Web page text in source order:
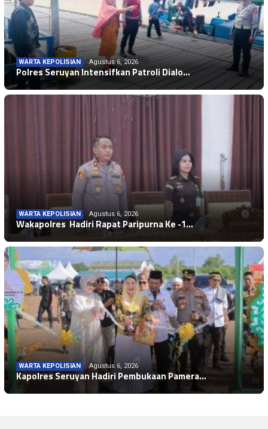
WARTA KEPOLISIAN Agustus 6, 2026
Polres Seruyan Intensifkan Patroli Dialo…
WARTA KEPOLISIAN Agustus 6, 2026
Wakapolres Hadiri Rapat Paripurna Ke -1…
WARTA KEPOLISIAN Agustus 6, 2026
Kapolres Seruyan Hadiri Pembukaan Pamera…